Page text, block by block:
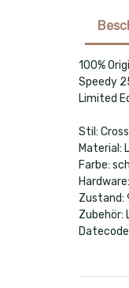
100%
Speedy
Limited
Stil:
Material:
Farbe:
Zustand:
Zubehör: